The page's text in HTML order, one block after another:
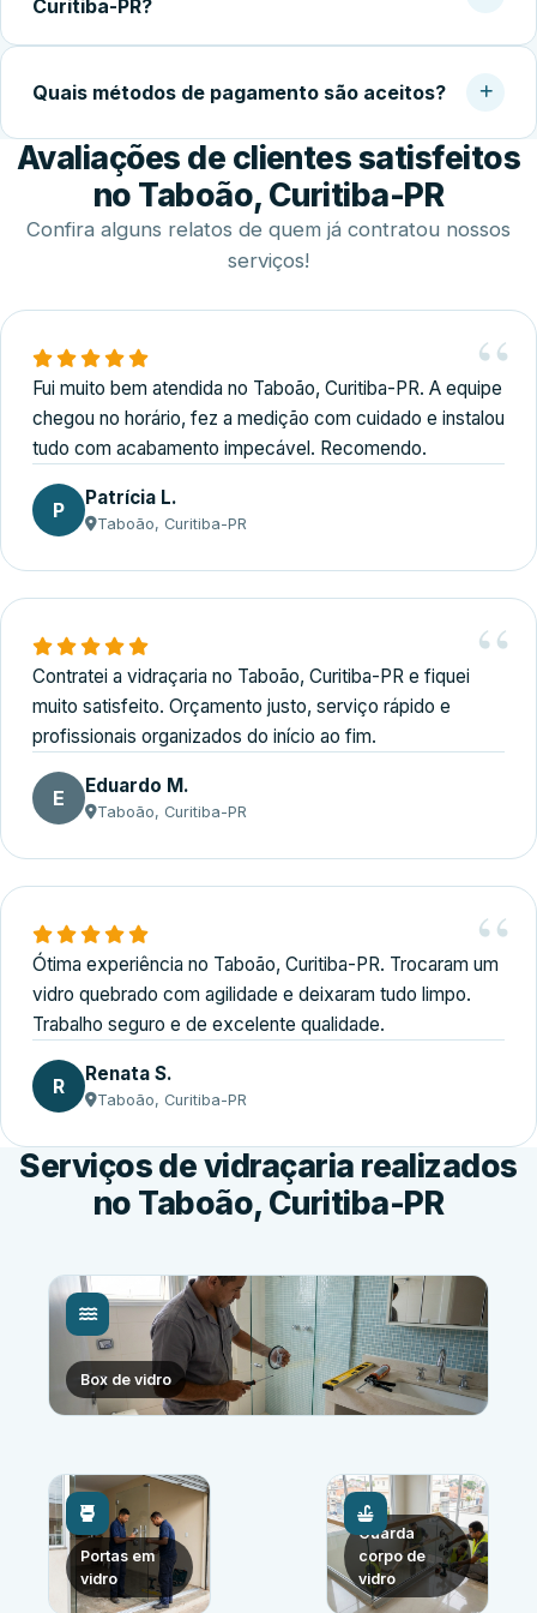
local costuma ser concluída em 2 a 4 horas.
Curitiba-PR?
disponibilidade do cliente, incluindo finais de semana,
serviço.
Quais métodos de pagamento são aceitos?
Disponibilizamos diversas formas de pagamento,
incluindo Pix, dinheiro, cartões de crédito e débito e
Avaliações de clientes satisfeitos
no Taboão, Curitiba-PR
Confira alguns relatos de quem já contratou nossos
serviços!
Fui muito bem atendida no Taboão, Curitiba-PR. A equipe
chegou no horário, fez a medição com cuidado e instalou
tudo com acabamento impecável. Recomendo.
P Patrícia L.
Taboão, Curitiba-PR
Contratei a vidraçaria no Taboão, Curitiba-PR e fiquei
muito satisfeito. Orçamento justo, serviço rápido e
profissionais organizados do início ao fim.
E Eduardo M.
Taboão, Curitiba-PR
Ótima experiência no Taboão, Curitiba-PR. Trocaram um
vidro quebrado com agilidade e deixaram tudo limpo.
Trabalho seguro e de excelente qualidade.
R Renata S.
Taboão, Curitiba-PR
Serviços de vidraçaria realizados
no Taboão, Curitiba-PR
Box de vidro
Portas em
vidro
Guarda
corpo de
vidro